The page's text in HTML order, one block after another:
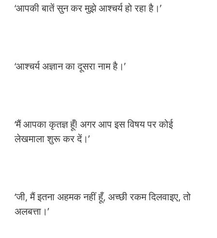
‘आपकी बातें सुन कर मुझे आश्चर्य हो रहा है।’
‘आश्चर्य अज्ञान का दूसरा नाम है।’
‘मैं आपका कृतज्ञ हूँ! अगर आप इस विषय पर कोई
लेखमाला शुरू कर दें।’
‘जी, मैं इतना अहमक नहीं हूँ, अच्छी रकम दिलवाइए, तो
अलबत्ता।’